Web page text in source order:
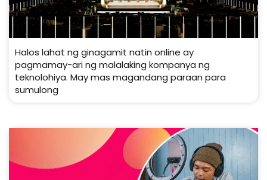
Halos lahat ng ginagamit natin online ay
pagmamay-ari ng malalaking kompanya ng
teknolohiya. May mas magandang paraan para
sumulong